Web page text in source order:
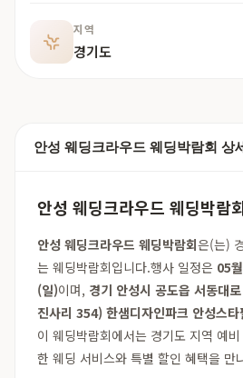
지역
경기도
안성 웨딩크라우드 웨딩박람회 상
안성 웨딩크라우드 웨딩박람
안성 웨딩크라우드 웨딩박람회은(는)
는 웨딩박람회입니다.행사 일정은 05
(일)이며, 경기 안성시 공도읍 서동대
진사리 354) 한샘디자인파크 안성스타
이 웨딩박람회에서는 경기도 지역 예
한 웨딩 서비스와 특별 할인 혜택을 만